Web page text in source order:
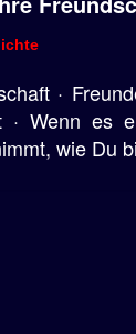
·
· Wenn es
wie Du